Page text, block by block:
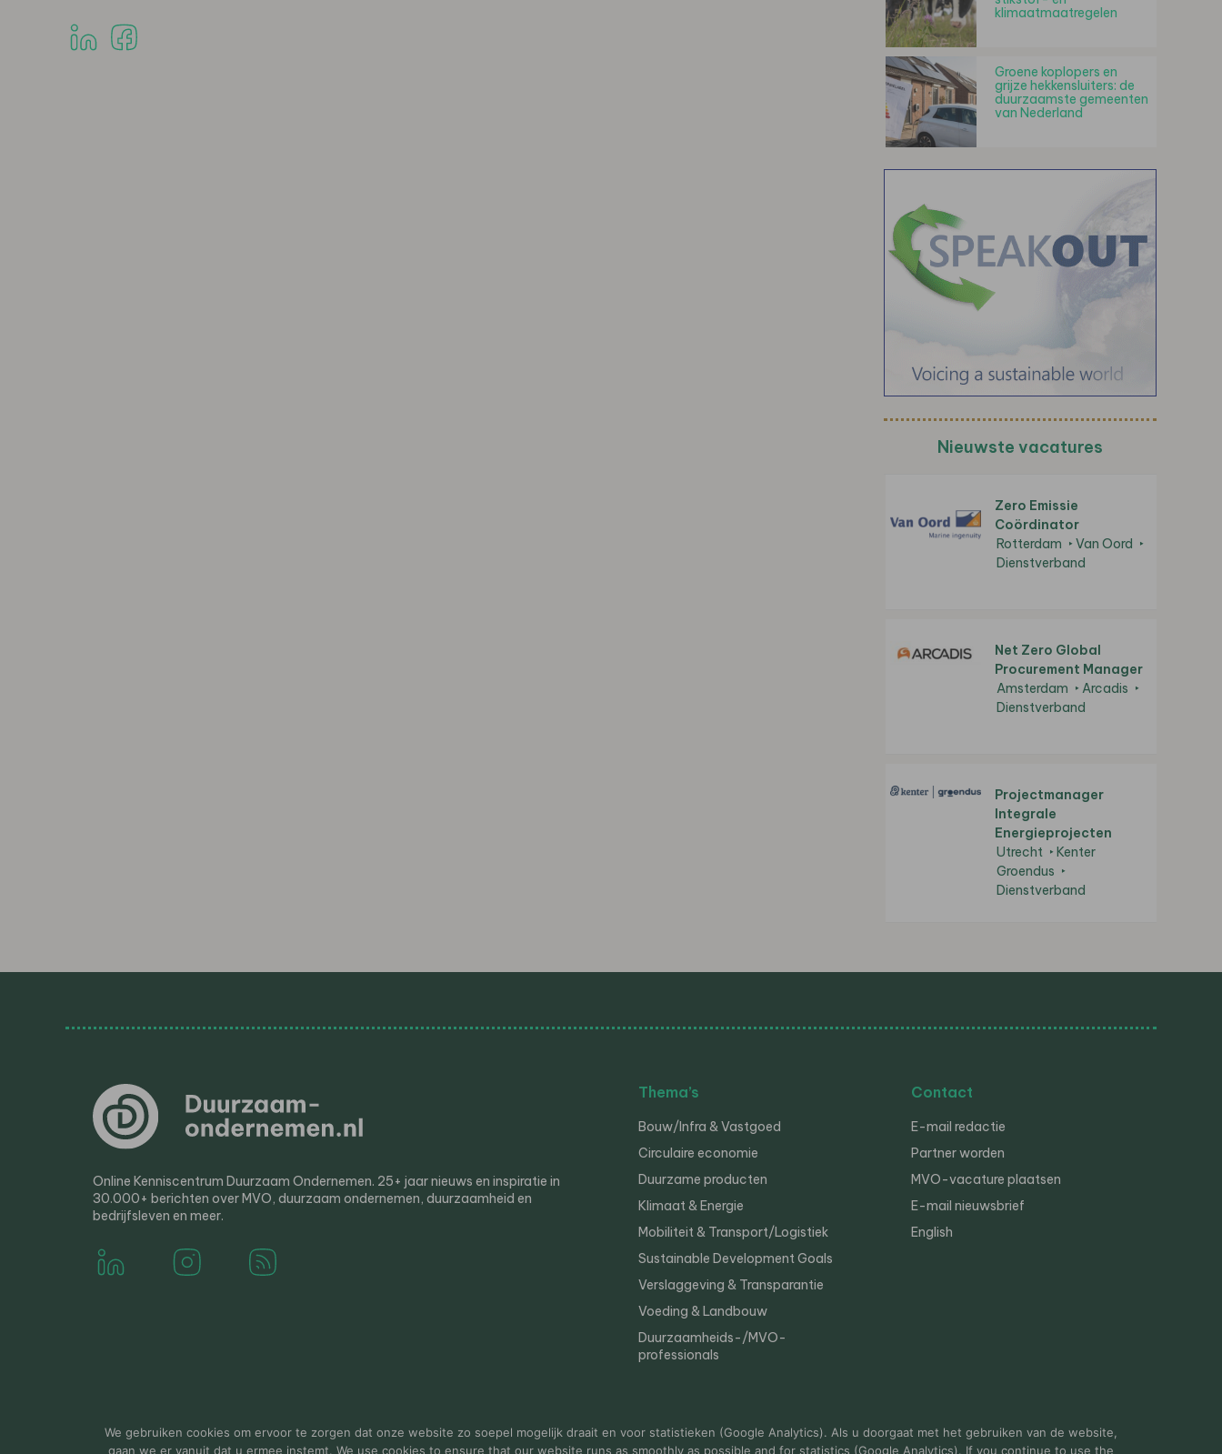
klimaatmaatregelen
Groene koplopers en
grijze hekkensluiters: de
duurzaamste gemeenten
van Nederland
Nieuwste vacatures
Zero Emissie
Coördinator
Rotterdam
Van Oord
Dienstverband
Net Zero Global
Procurement Manager
Amsterdam
Arcadis
Dienstverband
Projectmanager
Integrale
Energieprojecten
Utrecht
Kenter
Groendus
Dienstverband
Online Kenniscentrum Duurzaam Ondernemen. 25+ jaar nieuws en inspiratie in
30.000+ berichten over MVO, duurzaam ondernemen, duurzaamheid en
bedrijfsleven en meer.
Thema’s
Bouw/Infra & Vastgoed
Circulaire economie
Duurzame producten
Klimaat & Energie
Mobiliteit & Transport/Logistiek
Sustainable Development Goals
Verslaggeving & Transparantie
Voeding & Landbouw
Duurzaamheids-/MVO-
professionals
Contact
E-mail redactie
Partner worden
MVO-vacature plaatsen
E-mail nieuwsbrief
English
© 2000-2026 Van der Molen EIS Colofon Disclaimer Privacy
We gebruiken cookies om ervoor te zorgen dat onze website zo soepel mogelijk draait en voor statistieken (Google Analytics). Als u doorgaat met het gebruiken van de website,
gaan we er vanuit dat u ermee instemt. We use cookies to ensure that our website runs as smoothly as possible and for statistics (Google Analytics). If you continue to use the